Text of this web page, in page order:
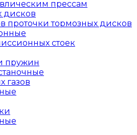
прессам
дисков
проточки тормозных дисков
стоек
пружин
газов